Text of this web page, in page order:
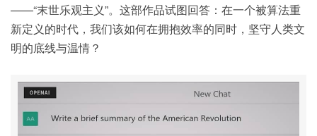
——“末世乐观主义”。这部作品试图回答：在一个被算法重
新定义的时代，我们该如何在拥抱效率的同时，坚守人类文
明的底线与温情？